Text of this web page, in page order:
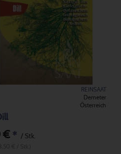
REINSAAT
Demeter
Österreich
€* / Stk.